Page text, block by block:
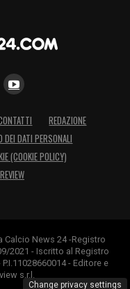
REDAZIONE
DEI DATI PERSONALI
(COOKIE POLICY)
News 24 -Registro
2021 - Iscritto al Registro
- Editore e
s.r.l.
Change privacy settings